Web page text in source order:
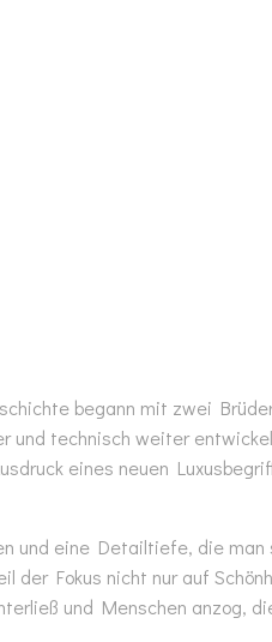
begann mit zwei
und technisch weiter
eines neuen
und eine Detailtiefe, die
Fokus nicht nur auf
und Menschen anzog,